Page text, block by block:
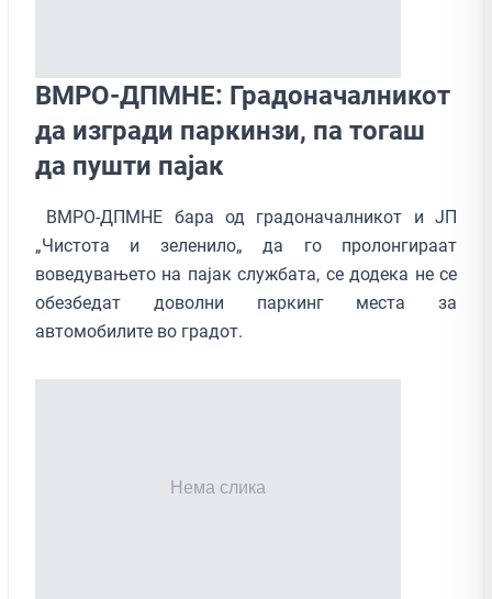
ВМРО-ДПМНЕ: Градоначалникот
да изгради паркинзи, па тогаш
да пушти пајак
ВМРО-ДПМНЕ бара од градоначалникот и ЈП
„Чистота и зеленило„ да го пролонгираат
воведувањето на пајак службата, се додека не се
обезбедат доволни паркинг места за
автомобилите во градот.